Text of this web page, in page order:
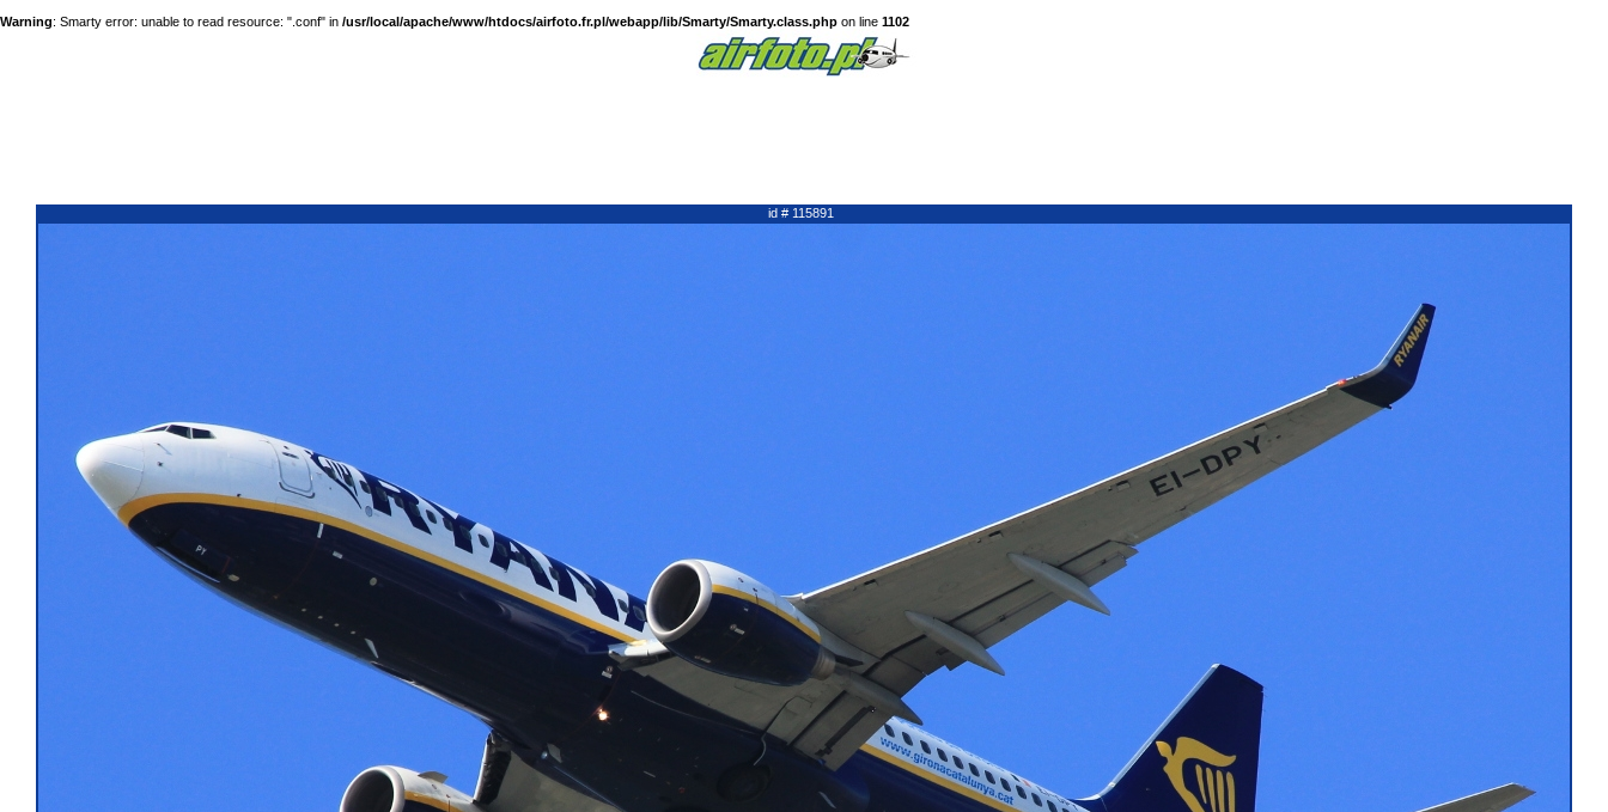
Warning: Smarty error: unable to read resource: ".conf" in /usr/local/apache/www/htdocs/airfoto.fr.pl/webapp/lib/Smarty/Smarty.class.php on line 1102
id # 115891